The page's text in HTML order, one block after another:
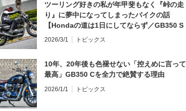
ツーリング好きの私が年甲斐もなく『峠の走
り』に夢中になってしまったバイクの話
【Hondaの道は1日にしてならず／GB350 S
インプレ・レビュー 前編】
2026/3/1 トピックス
10年、20年後も色褪せない「控えめに言って
最高」GB350 Cを全力で絶賛する理由
2026/1/1 トピックス